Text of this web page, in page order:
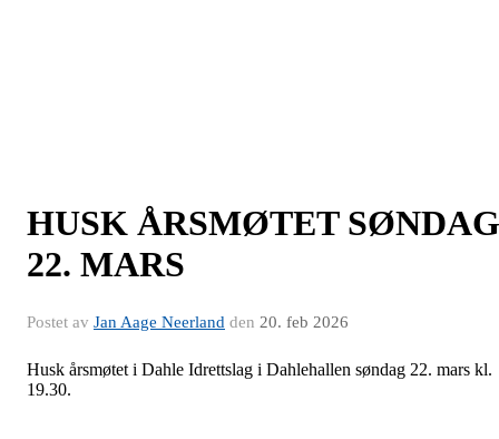
HUSK ÅRSMØTET SØNDAG
22. MARS
Postet av Jan Aage Neerland den 20. feb 2026
Husk årsmøtet i Dahle Idrettslag i Dahlehallen søndag 22. mars kl.
19.30.